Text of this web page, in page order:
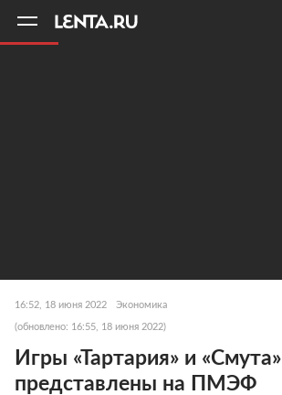
16:52, 18 июня 2022 Экономика
(обновлено: 16:55, 18 июня 2022)
Игры «Тартария» и «Смута»
представлены на ПМЭФ